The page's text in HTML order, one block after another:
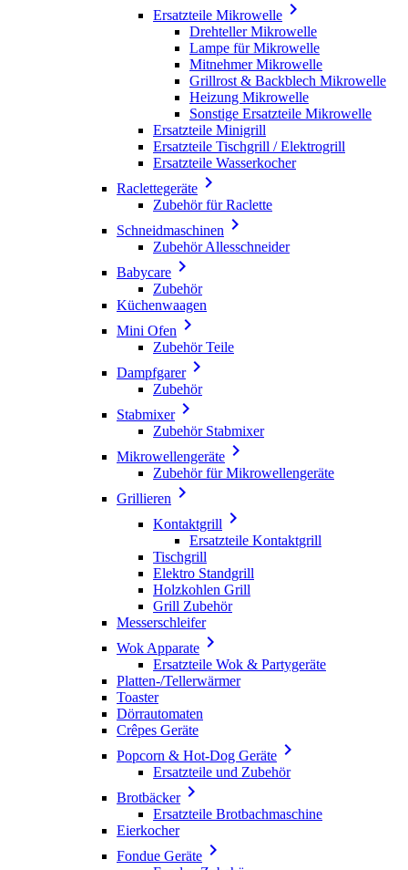
Ersatzteile Mikrowelle 
Drehteller Mikrowelle
Lampe für Mikrowelle
Mitnehmer Mikrowelle
Grillrost & Backblech Mikrowelle
Heizung Mikrowelle
Sonstige Ersatzteile Mikrowelle
Ersatzteile Minigrill
Ersatzteile Tischgrill / Elektrogrill
Ersatzteile Wasserkocher
Raclettegeräte 
Zubehör für Raclette
Schneidmaschinen 
Zubehör Allesschneider
Babycare 
Zubehör
Küchenwaagen
Mini Ofen 
Zubehör Teile
Dampfgarer
Zubehör
Stabmixer
Zubehör Stabmixer
Mikrowellengeräte 
Zubehör für Mikrowellengeräte
Grillieren 
Kontaktgrill 
Ersatzteile Kontaktgrill
Tischgrill
Elektro Standgrill
Holzkohlen Grill
Grill Zubehör
Messerschleifer
Wok Apparate 
Ersatzteile Wok & Partygeräte
Platten-/Tellerwärmer
Toaster
Dörrautomaten
Crêpes Geräte
Popcorn & Hot-Dog Geräte 
Ersatzteile und Zubehör
Brotbäcker
Ersatzteile Brotbachmaschine
Eierkocher
Fondue Geräte 